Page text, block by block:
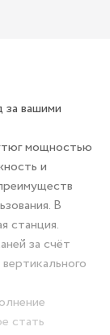
вашими
мощностью
и
В
станция.
за счёт
стать